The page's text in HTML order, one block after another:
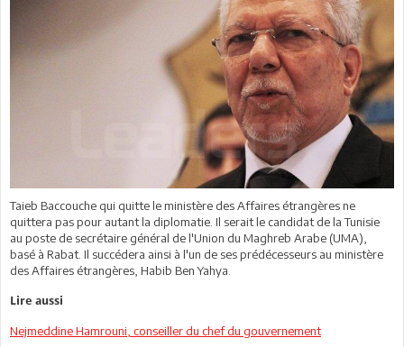
Taieb Baccouche qui quitte le ministère des Affaires étrangères ne
quittera pas pour autant la diplomatie. Il serait le candidat de la Tunisie
au poste de secrétaire général de l'Union du Maghreb Arabe (UMA),
basé à Rabat. Il succédera ainsi à l'un de ses prédécesseurs au ministère
des Affaires étrangères, Habib Ben Yahya.
Lire aussi
Nejmeddine Hamrouni, conseiller du chef du gouvernement